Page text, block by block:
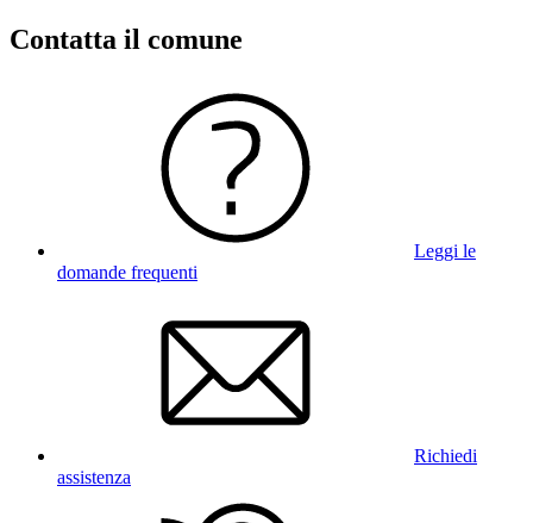
Contatta il comune
Leggi le
domande frequenti
Richiedi
assistenza